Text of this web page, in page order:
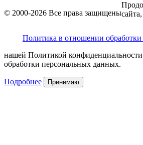
© 2000-2026 Все права защищены
Политика в отношении
нашей Политикой
обработки персональных данных.
Подробнее Принимаю